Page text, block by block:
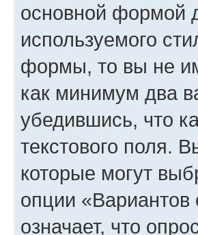
основной формой
используемого
формы, то вы не
как минимум два
убедившись, что
текстового поля.
которые могут
опции «Вариантов
означает, что